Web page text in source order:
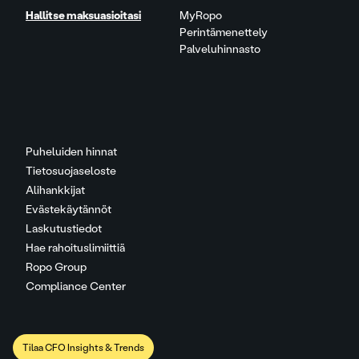
Puheluiden hinnat
Tietosuojaseloste
Alihankkijat
Evästekäytännöt
Laskutustiedot
Hae rahoituslimiittiä
Ropo Group
Compliance Center
Hallitse maksuasioitasi
MyRopo
Perintämenettely
Palveluhinnasto
Tilaa CFO Insights & Trends